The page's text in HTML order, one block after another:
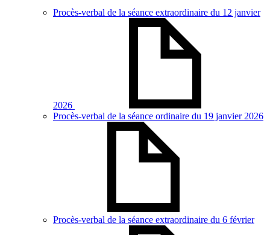
Procès-verbal de la séance extraordinaire du 12 janvier
2026
Procès-verbal de la séance ordinaire du 19 janvier 2026
Procès-verbal de la séance extraordinaire du 6 février